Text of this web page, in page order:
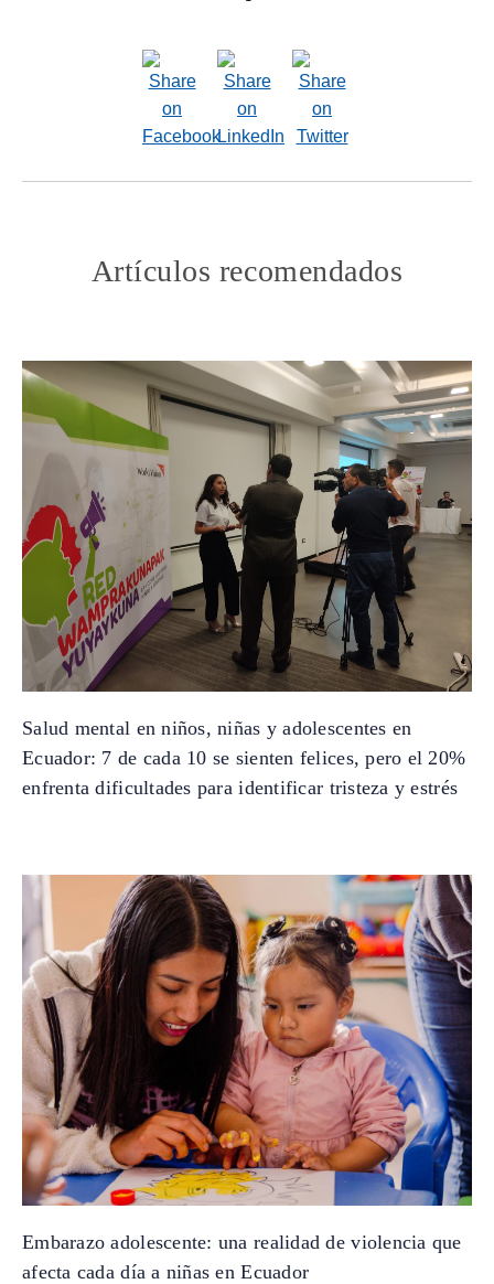
Artículos recomendados
Salud mental en niños, niñas y adolescentes en
Ecuador: 7 de cada 10 se sienten felices, pero el 20%
enfrenta dificultades para identificar tristeza y estrés
Embarazo adolescente: una realidad de violencia que
afecta cada día a niñas en Ecuador